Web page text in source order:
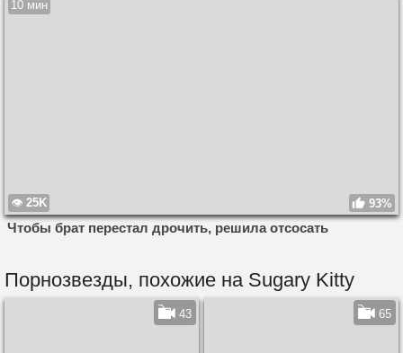
10 мин
25K 93%
Чтобы брат перестал дрочить, решила отсосать
Порнозвезды, похожие на Sugary Kitty
43 65